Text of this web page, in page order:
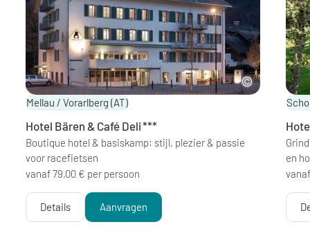
Mellau / Vorarlberg (AT)
Hotel Bären & Café Deli***
Boutique hotel & basiskamp: stijl, plezier & passie
voor racefietsen
vanaf 79,00 € per persoon
Details Aanvragen
en